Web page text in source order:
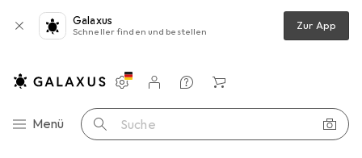
Galaxus
Schneller finden und bestellen Zur App
Navigation nach Kategorien
Menü Suche
Einstellungen
Kundenkonto
Vergleichslisten
Merklisten
Warenkorb